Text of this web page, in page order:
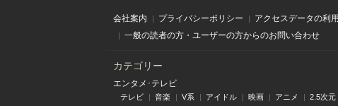
会社案内 プライバシーポリシー アクセスデータの利
一般の読者の方・ユーザーの方からのお問い合わせ
カテゴリー
エンタメ･テレビ
テレビ 音楽 V系 アイドル 映画 アニメ 2.5次元